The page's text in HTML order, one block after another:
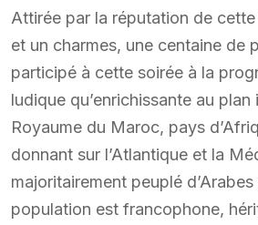
Attirée par la réputation de
et un charmes, une centaine de
participé à cette soirée à la
ludique qu’enrichissante au
Royaume du Maroc, pays
donnant sur l’Atlantique et la
majoritairement peuplé
population est francophone,